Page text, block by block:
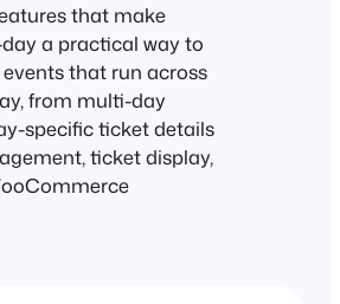
that make
a practical way to
that run across
from multi-day
specific ticket details
ticket display,